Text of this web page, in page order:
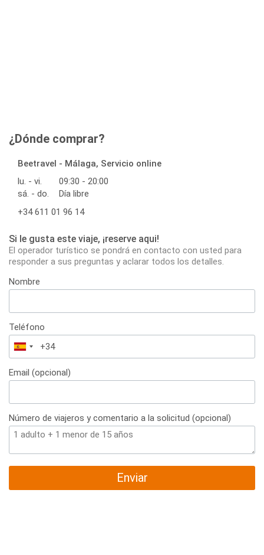
¿Dónde comprar?
Beetravel - Málaga, Servicio online
lu. - vi.
09:30 - 20:00
sá. - do.
Día libre
+34 611 01 96 14
Si le gusta este viaje, ¡reserve aqui!
El operador turístico se pondrá en contacto con usted para
responder a sus preguntas y aclarar todos los detalles.
Nombre
Teléfono
España
+34
Email (opcional)
Número de viajeros y comentario a la solicitud (opcional)
Enviar